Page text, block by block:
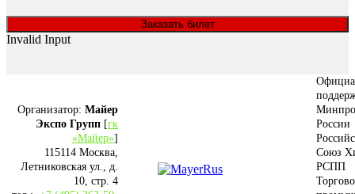
Заказать билет
Invalid Input
Организатор: Майер
Экспо Групп [гк
«Майер»]
115114 Москва,
Летниковская ул., д.
10, стр. 4
России
Союз
РСПП